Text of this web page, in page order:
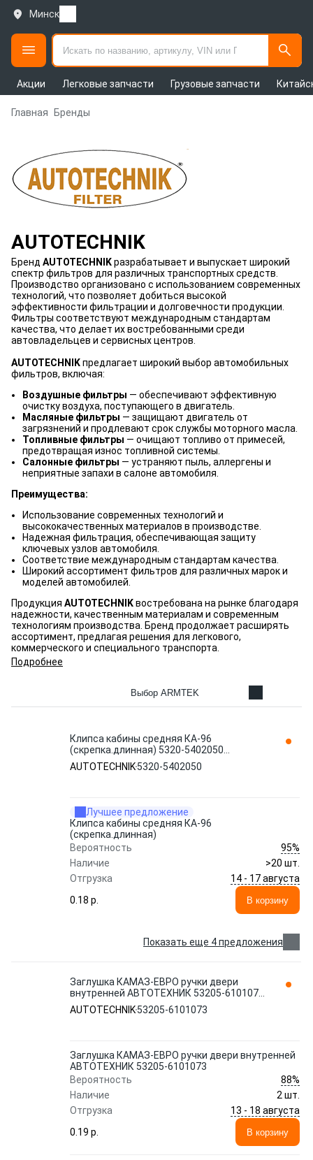
Минск
Акции Легковые запчасти Грузовые запчасти
Главная Бренды
AUTOTECHNIK
Бренд AUTOTECHNIKразрабатывает и выпускает широкий
спектр фильтров для различных транспортных средств.
Производство организовано с использованием современных
технологий, что позволяет добиться высокой
эффективности фильтрации и долговечности продукции.
Фильтры соответствуют международным стандартам
качества, что делает их востребованными среди
автовладельцев и сервисных центров.
AUTOTECHNIKпредлагает широкий выбор автомобильных
фильтров, включая:
Воздушные фильтры — обеспечивают эффективную
очистку воздуха, поступающего в двигатель.
Масляные фильтры — защищают двигатель от
загрязнений и продлевают срок службы моторного масла.
Топливные фильтры — очищают топливо от примесей,
предотвращая износ топливной системы.
Салонные фильтры — устраняют пыль, аллергены и
неприятные запахи в салоне автомобиля.
Преимущества:
Использование современных технологий и
высококачественных материалов в производстве.
Надежная фильтрация, обеспечивающая защиту
ключевых узлов автомобиля.
Соответствие международным стандартам качества.
Широкий ассортимент фильтров для различных марок и
моделей автомобилей.
Продукция AUTOTECHNIKвостребована на рынке благодаря
надежности, качественным материалам и современным
технологиям производства. Бренд продолжает расширять
ассортимент, предлагая решения для легкового,
коммерческого и специального транспорта.
Подробнее
Выбор ARMTEK
Клипса кабины средняя КА-96
(скрепка.длинная) 5320-5402050
AUTOTECHNIK
AUTOTECHNIK5320-5402050
Лучшее предложение
Клипса кабины средняя КА-96
(скрепка.длинная)
Вероятность
95%
Наличие
>20 шт.
Отгрузка
14 - 17 августа
0.18 p.
В корзину
Показать еще 4 предложения
Заглушка КАМАЗ-ЕВРО ручки двери
внутренней АВТОТЕХНИК 53205-6101073
AUTOTECHNIK
AUTOTECHNIK53205-6101073
Заглушка КАМАЗ-ЕВРО ручки двери внутренней
АВТОТЕХНИК 53205-6101073
Вероятность
88%
Наличие
2 шт.
Отгрузка
13 - 18 августа
0.19 p.
В корзину